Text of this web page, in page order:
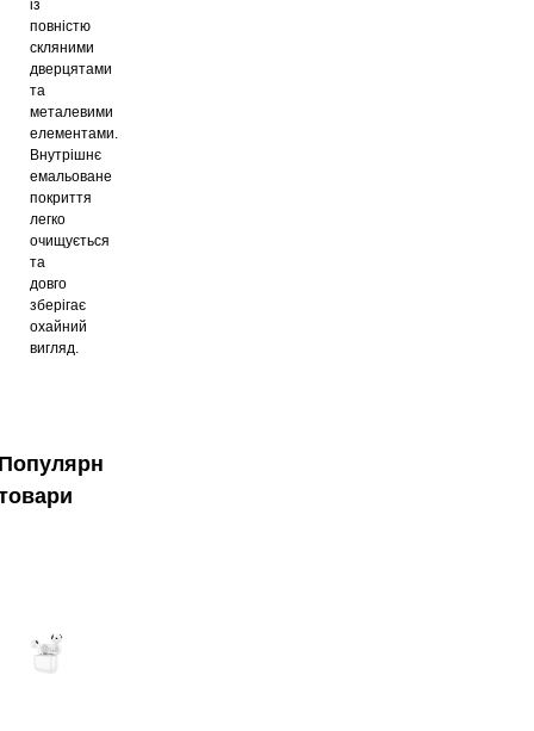
із
повністю
скляними
дверцятами
та
металевими
елементами.
Внутрішнє
емальоване
покриття
легко
очищується
та
довго
зберігає
охайний
вигляд.